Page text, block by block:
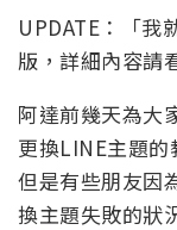
UPDATE：「我
版，詳細內容請
阿達前幾天為大
更換LINE主題的
但是有些朋友因
換主題失敗的狀